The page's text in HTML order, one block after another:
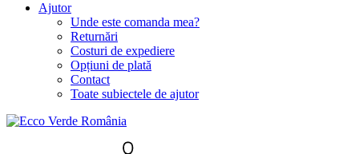
Ajutor
Unde este comanda mea?
Returnări
Costuri de expediere
Opțiuni de plată
Contact
Toate subiectele de ajutor